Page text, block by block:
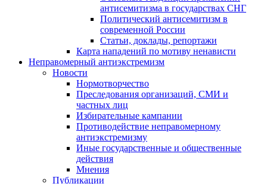
антисемитизма в государствах СНГ
Политический антисемитизм в
современной России
Статьи, доклады, репортажи
Карта нападений по мотиву ненависти
Неправомерный антиэкстремизм
Новости
Нормотворчество
Преследования организаций, СМИ и
частных лиц
Избирательные кампании
Противодействие неправомерному
антиэкстремизму
Иные государственные и общественные
действия
Мнения
Публикации